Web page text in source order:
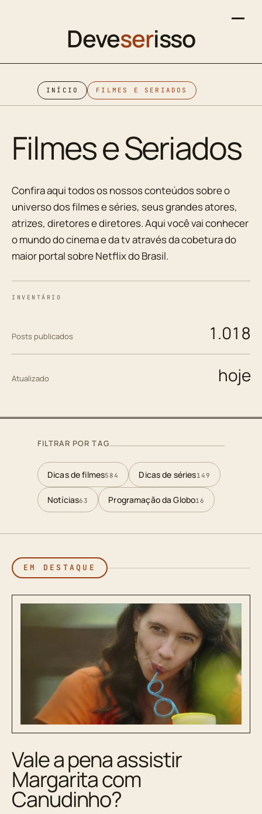
Deveserisso
INÍCIO FILMES E SERIADOS
Filmes e Seriados
Confira aqui todos os nossos conteúdos sobre o
universo dos filmes e séries, seus grandes atores,
atrizes, diretores e diretores. Aqui você vai conhecer
o mundo do cinema e da tv através da cobetura do
maior portal sobre Netflix do Brasil.
INVENTÁRIO
Posts publicados 1.018
Atualizado hoje
FILTRAR POR TAG
Dicas de filmes584 Dicas de séries149
Notícias63 Programação da Globo16
EM DESTAQUE
Vale a pena assistir
Margarita com
Canudinho?